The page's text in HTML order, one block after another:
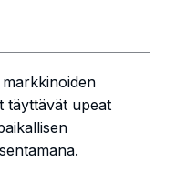
täyttävät upeat